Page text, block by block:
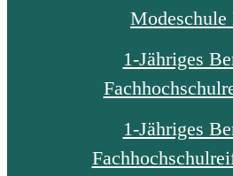
Modeschule
1-Jähriges
1-Jähriges